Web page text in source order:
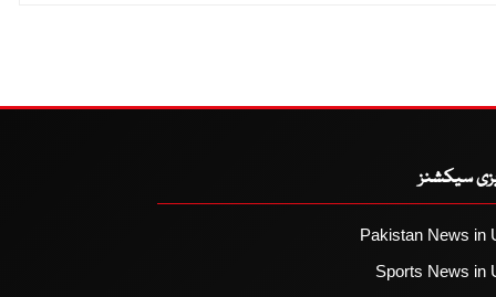
سیکشنز
Pakistan News in
Sports News in